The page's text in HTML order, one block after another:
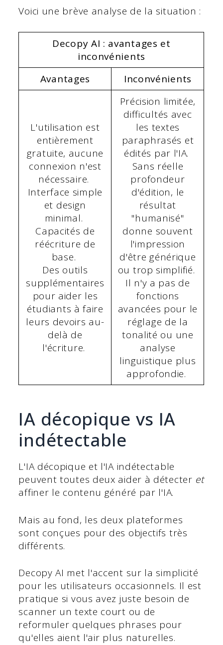
Voici une brève analyse de la situation :
Decopy AI : avantages et
inconvénients
Avantages
Inconvénients
L'utilisation est
entièrement
gratuite, aucune
connexion n'est
nécessaire.
Interface simple
et design
minimal.
Capacités de
réécriture de
base.
Des outils
supplémentaires
pour aider les
étudiants à faire
leurs devoirs au-
delà de
l'écriture.
Précision limitée,
difficultés avec
les textes
paraphrasés et
édités par l'IA.
Sans réelle
profondeur
d'édition, le
résultat
"humanisé"
donne souvent
l'impression
d'être générique
ou trop simplifié.
Il n'y a pas de
fonctions
avancées pour le
réglage de la
tonalité ou une
analyse
linguistique plus
approfondie.
IA décopique vs IA
indétectable
L'IA décopique et l'IA indétectable
peuvent toutes deux aider à détecter et
affiner le contenu généré par l'IA.
Mais au fond, les deux plateformes
sont conçues pour des objectifs très
différents.
Decopy AI met l'accent sur la simplicité
pour les utilisateurs occasionnels. Il est
pratique si vous avez juste besoin de
scanner un texte court ou de
reformuler quelques phrases pour
qu'elles aient l'air plus naturelles.